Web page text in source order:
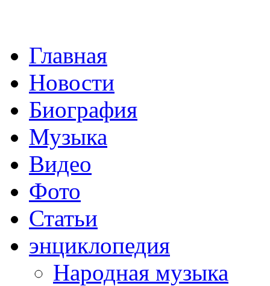
Главная
Новости
Биография
Музыка
Видео
Фото
Статьи
энциклопедия
Народная музыка